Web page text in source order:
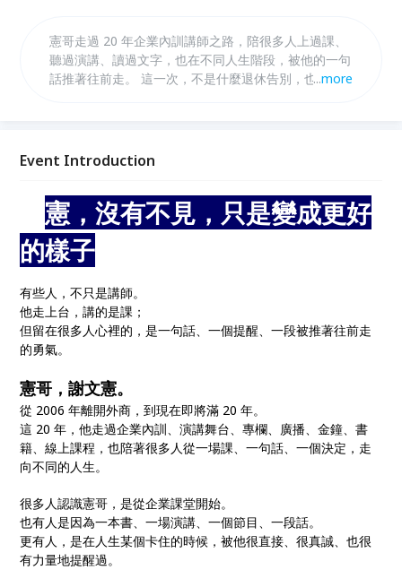
憲哥走過 20 年企業內訓講師之路，陪很多人上過課、
聽過演講、讀過文字，也在不同人生階段，被他的一句
話推著往前走。 這一次，不是什麼退休告別，也不是
...more
Event Introduction
🎤憲，沒有不見，只是變成更好
的樣子
有些人，不只是講師。
他走上台，講的是課；
但留在很多人心裡的，是一句話、一個提醒、一段被推著往前走
的勇氣。
憲哥，謝文憲。
從 2006 年離開外商，到現在即將滿 20 年。
這 20 年，他走過企業內訓、演講舞台、專欄、廣播、金鐘、書
籍、線上課程，也陪著很多人從一場課、一句話、一個決定，走
向不同的人生。
很多人認識憲哥，是從企業課堂開始。
也有人是因為一本書、一場演講、一個節目、一段話。
更有人，是在人生某個卡住的時候，被他很直接、很真誠、也很
有力量地提醒過。